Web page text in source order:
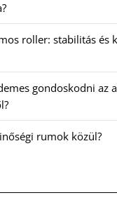
roller: stabilitás és
gondoskodni az
rumok közül?